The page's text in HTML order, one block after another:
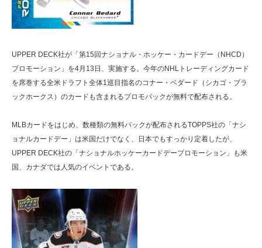
UPPER DECK社が「第15回ナショナル・ホッケー・カードデー（NHCD）
プロモーション」を4月13日、実施する。今年のNHLトレーディングカード
を席巻する全米ドラフト全体1巡目指名のコナー・ベダード（シカゴ・ブラ
ックホークス）のカードも含まれるプロモパックが無料で配布される。
MLBカードをはじめ、数種類の無料パックが配布されるTOPPS社の「ナシ
ョナルカードデー」は米国だけでなく、日本でもすっかり定着したが、
UPPER DECK社の「ナショナルホッケーカードデープロモーション」も米
国、カナダでは人気のイベントである。